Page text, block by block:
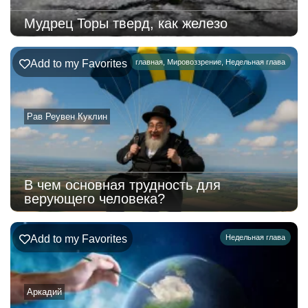
Мудрец Торы тверд, как железо
главная Мировоззрение Недельная глава
Рав Реувен Куклин
Add to my Favorites
В чем основная трудность для
верующего человека?
Недельная глава
Аркадий
Add to my Favorites